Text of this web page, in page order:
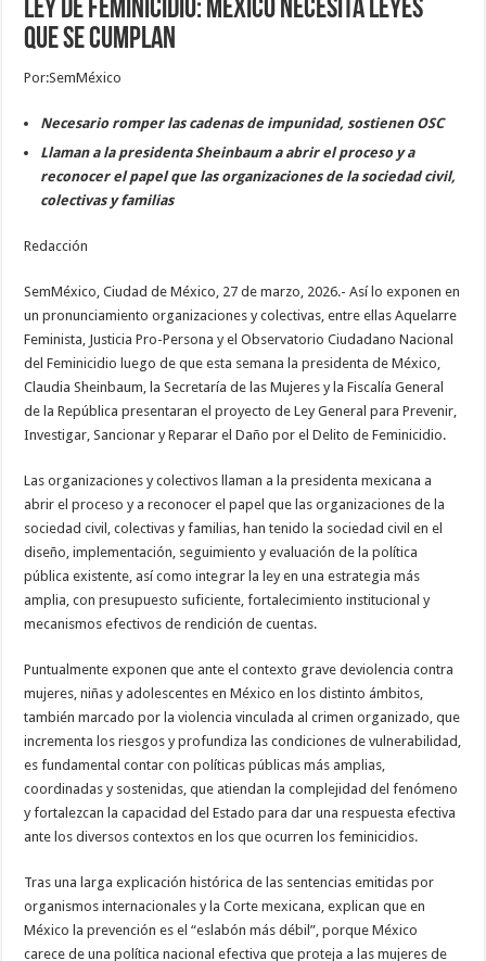
Ley de feminicidio: México necesita leyes
que se cumplan
Por:SemMéxico
Necesario romper las cadenas de impunidad, sostienen OSC
Llaman a la presidenta Sheinbaum a abrir el proceso y a
reconocer el papel que las organizaciones de la sociedad civil,
colectivas y familias
Redacción
SemMéxico, Ciudad de México, 27 de marzo, 2026.- Así lo exponen en
un pronunciamiento organizaciones y colectivas, entre ellas Aquelarre
Feminista, Justicia Pro-Persona y el Observatorio Ciudadano Nacional
del Feminicidio luego de que esta semana la presidenta de México,
Claudia Sheinbaum, la Secretaría de las Mujeres y la Fiscalía General
de la República presentaran el proyecto de Ley General para Prevenir,
Investigar, Sancionar y Reparar el Daño por el Delito de Feminicidio.
Las organizaciones y colectivos llaman a la presidenta mexicana a
abrir el proceso y a reconocer el papel que las organizaciones de la
sociedad civil, colectivas y familias, han tenido la sociedad civil en el
diseño, implementación, seguimiento y evaluación de la política
pública existente, así como integrar la ley en una estrategia más
amplia, con presupuesto suficiente, fortalecimiento institucional y
mecanismos efectivos de rendición de cuentas.
Puntualmente exponen que ante el contexto grave deviolencia contra
mujeres, niñas y adolescentes en México en los distinto ámbitos,
también marcado por la violencia vinculada al crimen organizado, que
incrementa los riesgos y profundiza las condiciones de vulnerabilidad,
es fundamental contar con políticas públicas más amplias,
coordinadas y sostenidas, que atiendan la complejidad del fenómeno
y fortalezcan la capacidad del Estado para dar una respuesta efectiva
ante los diversos contextos en los que ocurren los feminicidios.
Tras una larga explicación histórica de las sentencias emitidas por
organismos internacionales y la Corte mexicana, explican que en
México la prevención es el “eslabón más débil”, porque México
carece de una política nacional efectiva que proteja a las mujeres de